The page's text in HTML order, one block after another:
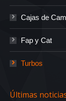
Cajas de
Fap y Cat
Turbos
Últimas